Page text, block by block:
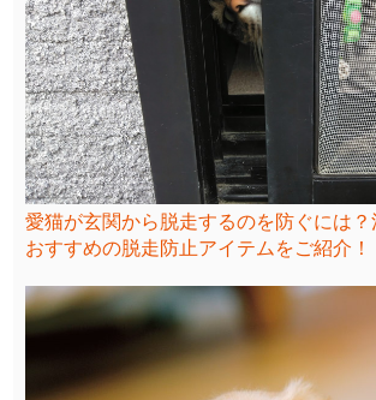
愛猫が玄関から脱走するのを防ぐには
おすすめの脱走防止アイテムをご紹介！